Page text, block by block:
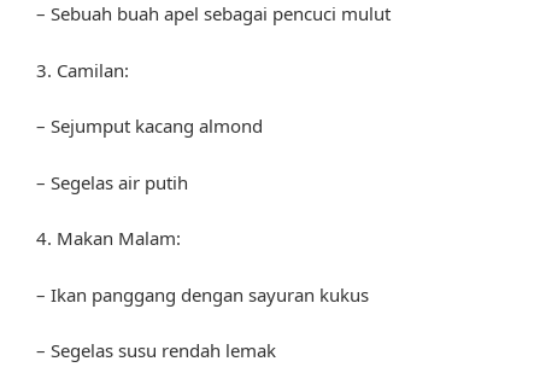
– Sebuah buah apel sebagai pencuci mulut
3. Camilan:
– Sejumput kacang almond
– Segelas air putih
4. Makan Malam:
– Ikan panggang dengan sayuran kukus
– Segelas susu rendah lemak